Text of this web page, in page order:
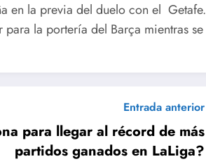
en la previa del duelo con el Getafe.
la portería del Barça mientras se
Entrada anterior
para llegar al récord de más
partidos ganados en LaLiga?